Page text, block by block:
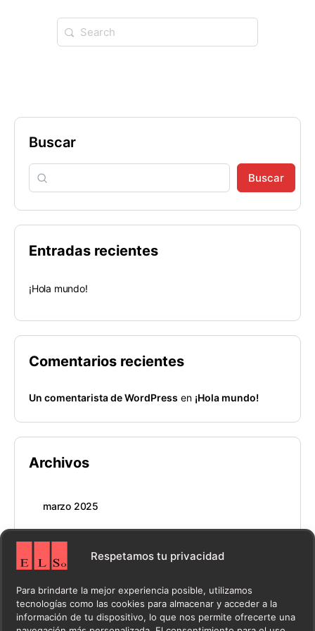
Respetamos tu privacidad
Para brindarte la mejor experiencia posible, utilizamos
tecnologías como las cookies para almacenar y acceder a la
información de tu dispositivo, lo que nos permite ofrecerte una
Buscar
Buscar
Entradas recientes
¡Hola mundo!
Comentarios recientes
Un comentarista de WordPress en ¡Hola mundo!
Archivos
marzo 2025
Blog